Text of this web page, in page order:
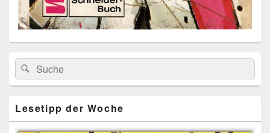
Primärer
Seitenleisten
Widget-
Bereich
Search
for:
Suche
Lesetipp der Woche